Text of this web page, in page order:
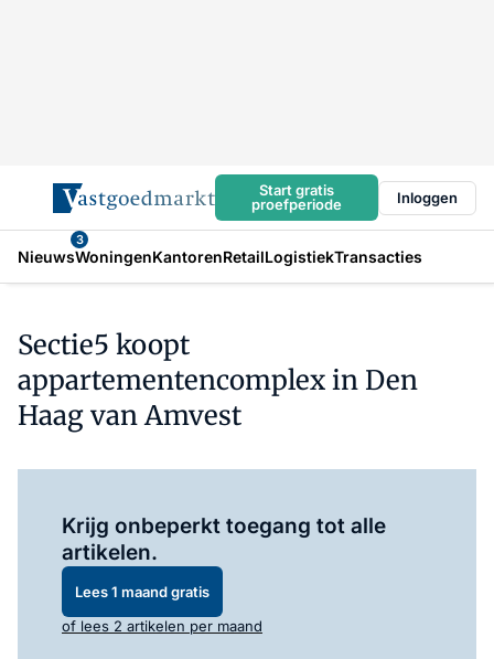
Start gratis
proefperiode
Inloggen
Nieuws
3
WoningenKantorenRetailLogistiekTransacties
Sectie5 koopt
appartementencomplex in Den
Haag van Amvest
Krijg onbeperkt toegang tot alle
artikelen.
Lees 1 maand gratis
of lees 2 artikelen per maand